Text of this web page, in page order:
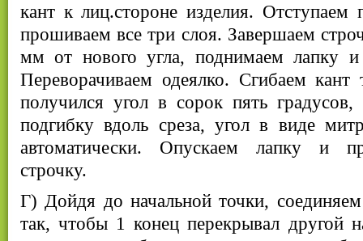
кант к лиц.стороне изделия. Отступаем
прошиваем все три слоя. Завершаем
мм от нового угла, поднимаем лапку и
Переворачиваем одеялко. Сгибаем
получился угол в сорок пять
подгибку вдоль среза, угол в виде
автоматически. Опускаем лапку и
строчку.
Г) Дойдя до начальной точки,
так, чтобы 1 конец перекрывал другой